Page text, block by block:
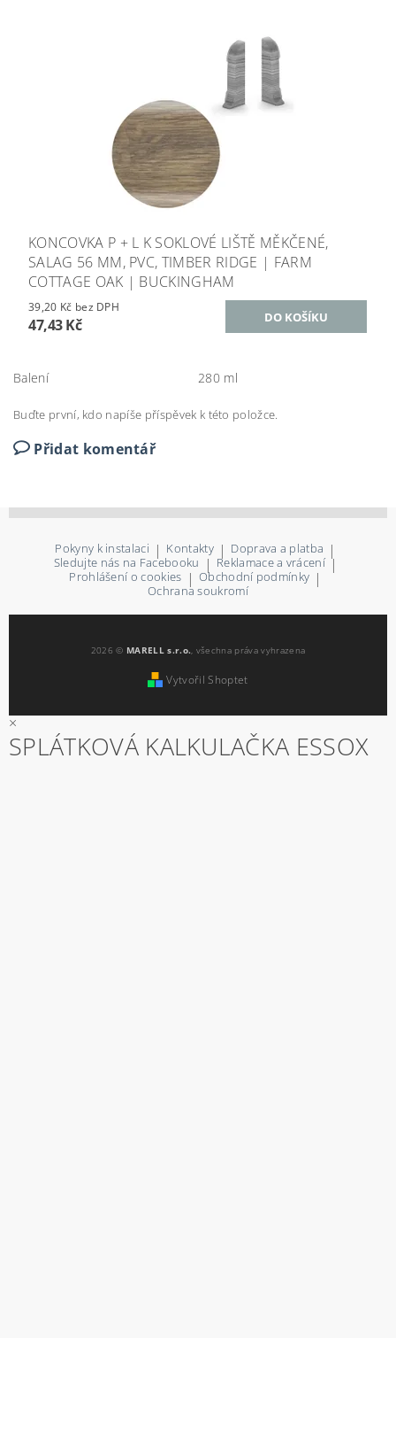
KONCOVKA P + L K SOKLOVÉ LIŠTĚ MĚKČENÉ,
SALAG 56 MM, PVC, TIMBER RIDGE | FARM
COTTAGE OAK | BUCKINGHAM
39,20 Kč bez DPH
47,43 Kč
Balení 280 ml
Buďte první, kdo napíše příspěvek k této položce.
Přidat komentář
Pokyny k instalaci | Kontakty | Doprava a platba |
Sledujte nás na Facebooku | Reklamace a vrácení |
Prohlášení o cookies | Obchodní podmínky |
Ochrana soukromí
2026 © MARELL s.r.o., všechna práva vyhrazena
Vytvořil Shoptet
×
SPLÁTKOVÁ KALKULAČKA ESSOX